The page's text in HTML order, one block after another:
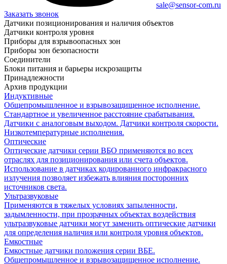
sale@sensor-com.ru
Заказать звонок
Датчики позиционирования и наличия объектов
Датчики контроля уровня
Приборы для взрывоопасных зон
Приборы зон безопасности
Соединители
Блоки питания и барьеры искрозащиты
Принадлежности
Архив продукции
Индуктивные
Общепромышленное и взрывозащищенное исполнение.
Стандартное и увеличенное расстояние срабатывания.
Датчики с аналоговым выходом. Датчики контроля скорости.
Низкотемпературные исполнения.
Оптические
Оптические датчики серии ВБО применяются во всех
отраслях для позиционирования или счета объектов.
Использование в датчиках кодированного инфракрасного
излучения позволяет избежать влияния посторонних
источников света.
Ультразвуковые
Применяются в тяжелых условиях запыленности,
задымленности, при прозрачных объектах воздействия
ультразвуковые датчики могут заменить оптические датчики
для определения наличия или контроля уровня объектов.
Емкостные
Емкостные датчики положения серии ВБЕ.
Общепромышленное и взрывозащищенное исполнение.